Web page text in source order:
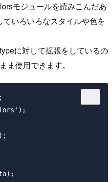
モジュールを読みこんだあ
いろいろなスタイルや色を
に対して拡張をしているの
ま使用できます。